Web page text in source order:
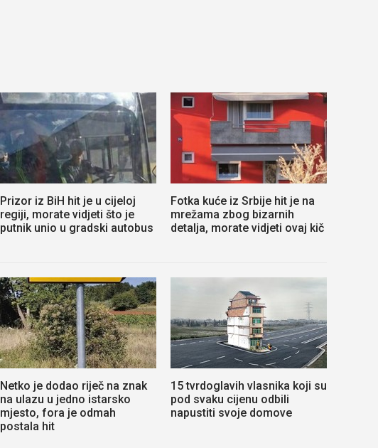
Prizor iz BiH hit je u cijeloj
regiji, morate vidjeti što je
putnik unio u gradski autobus
Fotka kuće iz Srbije hit je na
mrežama zbog bizarnih
detalja, morate vidjeti ovaj kič
Netko je dodao riječ na znak
na ulazu u jedno istarsko
mjesto, fora je odmah
postala hit
15 tvrdoglavih vlasnika koji su
pod svaku cijenu odbili
napustiti svoje domove